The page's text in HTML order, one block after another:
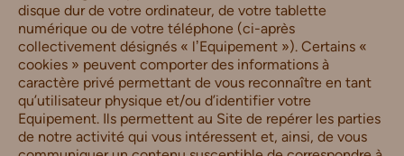
disque dur de votre ordinateur, de votre tablette
numérique ou de votre téléphone (ci-après
collectivement désignés « lʼEquipement »). Certains «
cookies » peuvent comporter des informations à
caractère privé permettant de vous reconnaître en tant
qu’utilisateur physique et/ou d’identifier votre
Equipement. Ils permettent au Site de repérer les parties
de notre activité qui vous intéressent et, ainsi, de vous